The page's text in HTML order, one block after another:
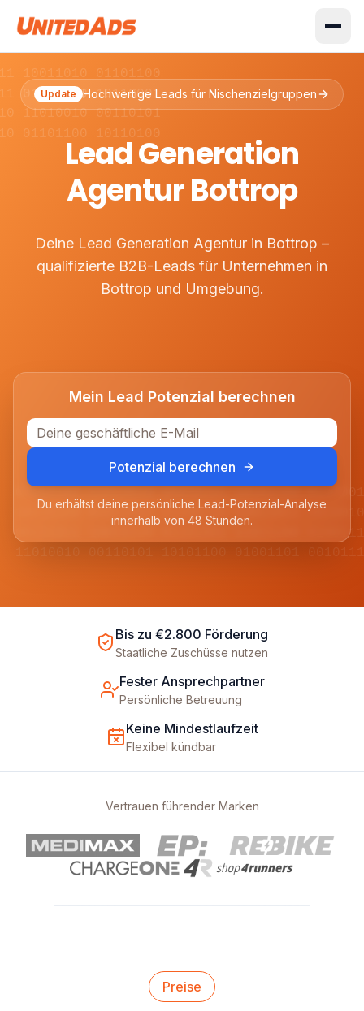
10011010 01101100
01001110 10110001
11010010 00110101
01101100 10110100
10110100 01011001 11100110 00011011
00101011 10010110 01101001 11011100
Update Hochwertige Leads für Nischenzielgruppen
Lead Generation
Agentur Bottrop
Deine Lead Generation Agentur in Bottrop –
qualifizierte B2B-Leads für Unternehmen in
Bottrop und Umgebung.
Mein Lead Potenzial berechnen
Potenzial berechnen
Du erhältst deine persönliche Lead-Potenzial-Analyse
innerhalb von 48 Stunden.
Bis zu €2.800 Förderung
Staatliche Zuschüsse nutzen
Fester Ansprechpartner
Persönliche Betreuung
Keine Mindestlaufzeit
Flexibel kündbar
Vertrauen führender Marken
Preise